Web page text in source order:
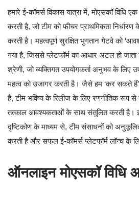
हमारे ई-कॉमर्स विकास यात्रा में, मोएसकॉ विधि
करती है, जो टीम को फीचर प्राथमिकता निर्धारण
करती है। महत्वपूर्ण सुरक्षित भुगतान गेटवे को
गया है, जिससे प्लेटफॉर्म का आधार अटल हो जाता
श्रेणी, जो व्यक्तिगत उपयोगकर्ता अनुभव के लिए
महत्व को उजागर करती है। जैसे हम ‘कर सकते हैं’
हैं, टीम भविष्य के रिलीज के लिए रणनीतिक रूप से
तत्काल आवश्यकताओं के साथ संतुलित करती है।
दृष्टिकोण के माध्यम से, टीम संसाधनों को
करती है और सफल ई-कॉमर्स प्लेटफॉर्म लॉन्च के
ऑनलाइन मोएसकॉ विधि